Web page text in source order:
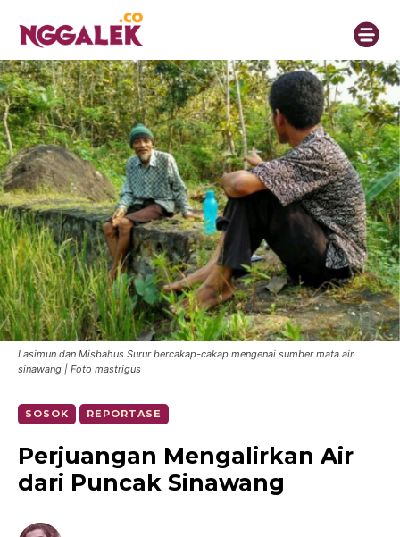
Lasimun dan Misbahus Surur bercakap-cakap mengenai sumber mata air
sinawang | Foto mastrigus
SOSOK REPORTASE
Perjuangan Mengalirkan Air
dari Puncak Sinawang